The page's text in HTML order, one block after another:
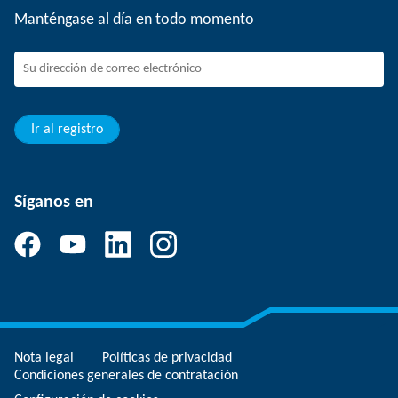
SCHUNK - Sistema de canal de denuncias
Jóvenes profesionales
Aprendiz
Manténgase al día en todo momento
Ir al registro
Síganos en
Nota legal
Políticas de privacidad
Condiciones generales de contratación